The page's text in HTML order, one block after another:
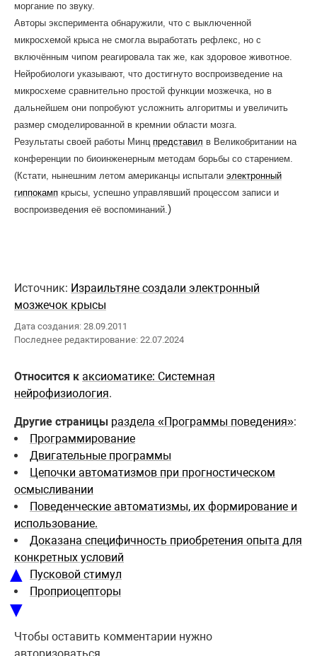
моргание по звуку.
Авторы эксперимента обнаружили, что с выключенной
микросхемой крыса не смогла выработать рефлекс, но с
включённым чипом реагировала так же, как здоровое животное.
Нейробиологи указывают, что достигнуто воспроизведение на
микросхеме сравнительно простой функции мозжечка, но в
дальнейшем они попробуют усложнить алгоритмы и увеличить
размер смоделированной в кремнии области мозга.
Результаты своей работы Минц представил в Великобритании на
конференции по биоинженерным методам борьбы со старением.
(Кстати, нынешним летом американцы испытали электронный
гиппокамп крысы, успешно управлявший процессом записи и
воспроизведения её воспоминаний.)
Источник: Израильтяне создали электронный
мозжечок крысы
Дата создания: 28.09.2011
Последнее редактирование: 22.07.2024
Относится к аксиоматике: Системная
нейрофизиология.
Другие страницы раздела «Программы поведения»:
Программирование
Двигательные программы
Цепочки автоматизмов при прогностическом
осмысливании
Поведенческие автоматизмы, их формирование и
использование.
Доказана специфичность приобретения опыта для
конкретных условий
Пусковой стимул
Проприоцепторы
Чтобы оставить комментарии нужно
авторизоваться.
▲
▼